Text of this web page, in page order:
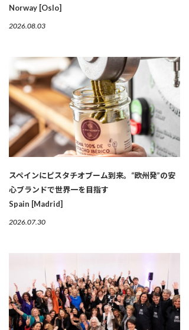
Norway [Oslo]
2026.08.03
スペインにピスタチオブーム到来。“欧州発”の安
心ブランドで世界一を目指す
Spain [Madrid]
2026.07.30